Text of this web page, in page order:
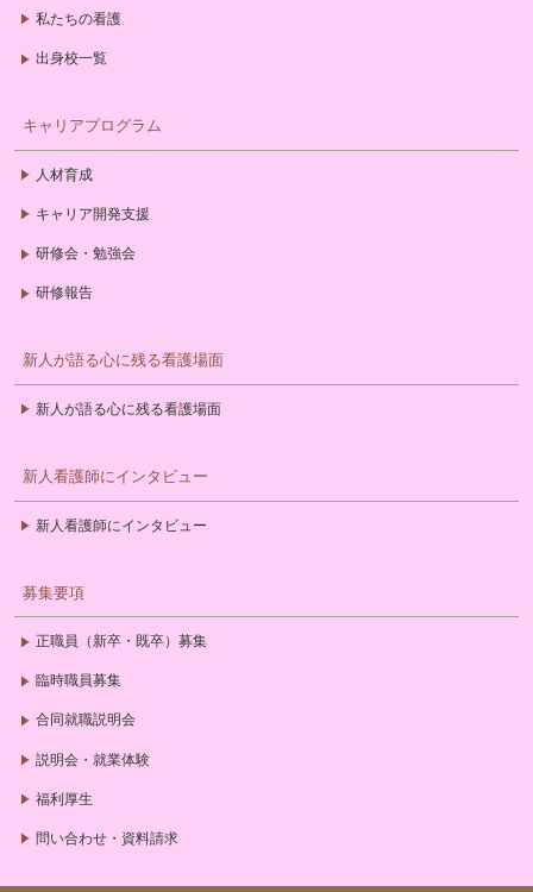
私たちの看護
出身校一覧
キャリアプログラム
人材育成
キャリア開発支援
研修会・勉強会
研修報告
新人が語る心に残る看護場面
新人が語る心に残る看護場面
新人看護師にインタビュー
新人看護師にインタビュー
募集要項
正職員（新卒・既卒）募集
臨時職員募集
合同就職説明会
説明会・就業体験
福利厚生
問い合わせ・資料請求